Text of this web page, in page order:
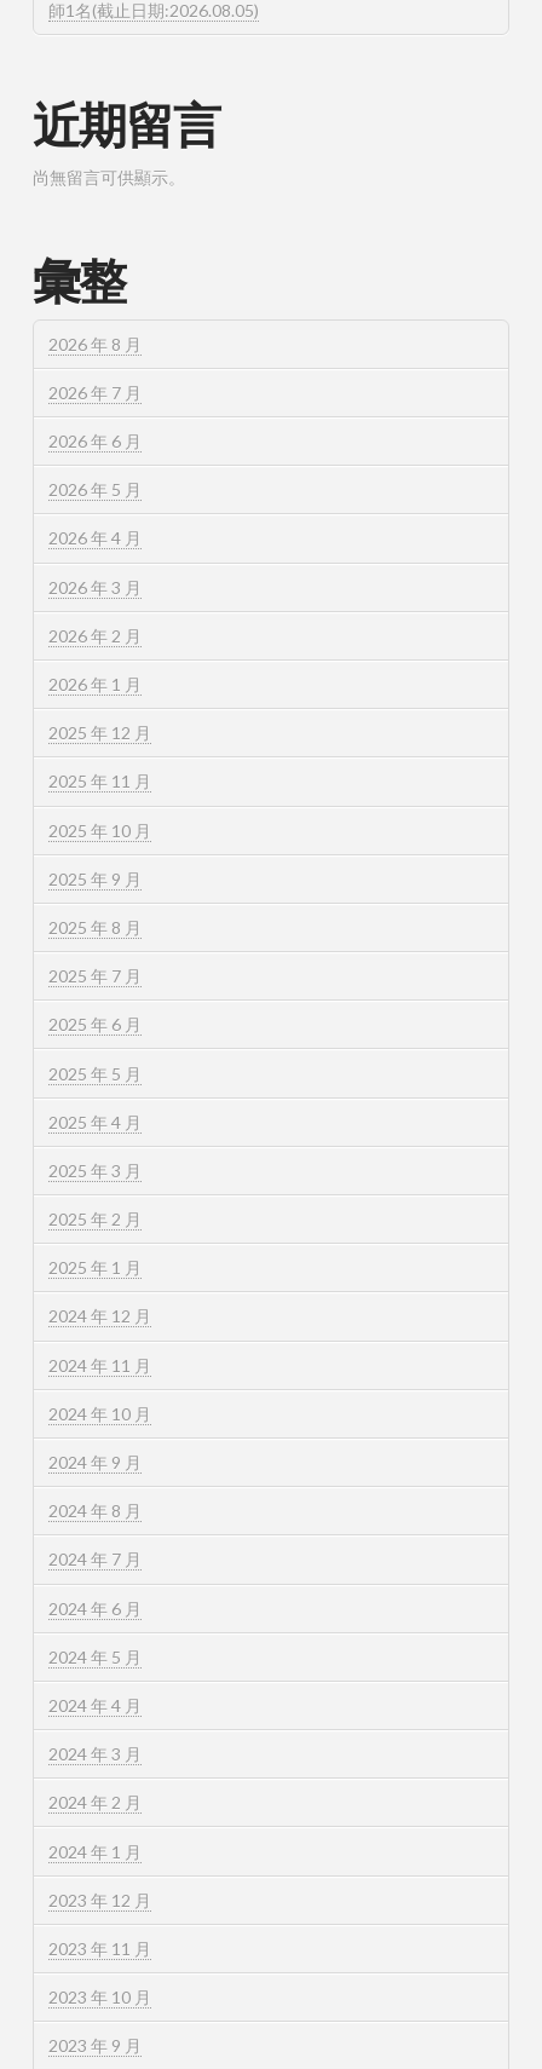
師1名(截止日期:2026.08.05)
近期留言
尚無留言可供顯示。
彙整
2026 年 8 月
2026 年 7 月
2026 年 6 月
2026 年 5 月
2026 年 4 月
2026 年 3 月
2026 年 2 月
2026 年 1 月
2025 年 12 月
2025 年 11 月
2025 年 10 月
2025 年 9 月
2025 年 8 月
2025 年 7 月
2025 年 6 月
2025 年 5 月
2025 年 4 月
2025 年 3 月
2025 年 2 月
2025 年 1 月
2024 年 12 月
2024 年 11 月
2024 年 10 月
2024 年 9 月
2024 年 8 月
2024 年 7 月
2024 年 6 月
2024 年 5 月
2024 年 4 月
2024 年 3 月
2024 年 2 月
2024 年 1 月
2023 年 12 月
2023 年 11 月
2023 年 10 月
2023 年 9 月